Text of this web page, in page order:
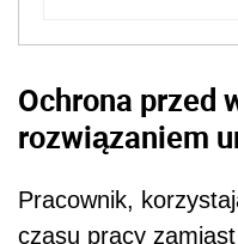
Ochrona przed
rozwiązaniem
Pracownik,
czasu pracy